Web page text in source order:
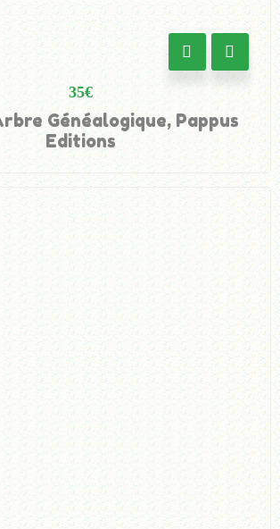
35€
Généalogique, Pappus
Editions